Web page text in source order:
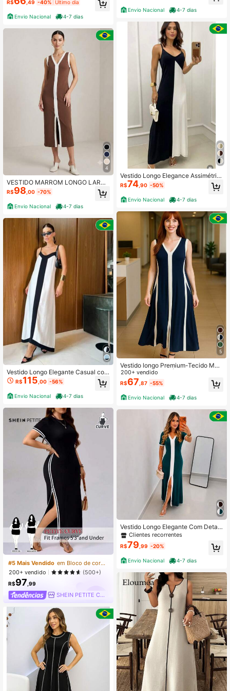
V Moda Casual Elegante
R$ ,49 -40% Último dia
Envio Nacional 4-7 dias
4
VESTIDO MARROM LONGO LARG
O FEMININO ALFAIATARIA CASUAL
ELEGANTE FESTA CASAMENTO VE
RÃO NOITE EXCELENTE MATERIAL
DE ÓTIMA QUALIDADE!
R$98 ,00 -70%
Envio Nacional 4-7 dias
Vestido Longo Elegante Casual com
Patchwork para Mulheres Primaver
a/Verão - com Alças, Design Patch
work em Blocos de Cor, Ajuste Solt
o para Festa
R$115 ,00 -56%
Envio Nacional 4-7 dias
#5 Mais Vendido
em Bloco de cores Vestidos Tamanhos Grandes
200+ vendido
(500+)
R$97 ,99
SHEIN PETITE CURVE
Envio Nacional 4-7 dias
Vestido Longo Elegance Assimétric
o – Sofisticação e Estilo em Cada D
etalhe Casual elegante Cintura con
trastada Dividido
R$74 ,90 -50%
Envio Nacional 4-7 dias
5
Vestido longo Premium-Tecido Mol
etinho -Tamanho Único veste ate 4
4
200+ vendido
R$67 ,87 -55%
Envio Nacional 4-7 dias
Vestido Longo Elegante Com Detalh
e Frontal Blanco Modelagem Ajusta
da E Fenda Frontal
Clientes recorrentes
R$79 ,99 -20%
Envio Nacional 4-7 dias